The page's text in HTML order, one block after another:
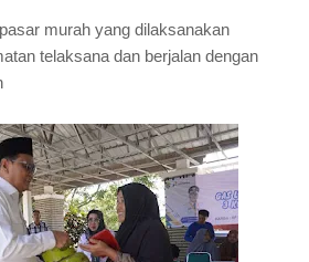
murah yang dilaksanakan
telaksana dan berjalan dengan